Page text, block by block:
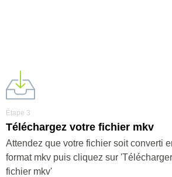
Étape 3
Téléchargez votre fichier mkv
Attendez que votre fichier soit converti
format mkv puis cliquez sur
fichier mkv'